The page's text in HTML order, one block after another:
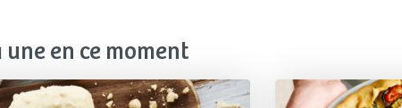
une en ce moment